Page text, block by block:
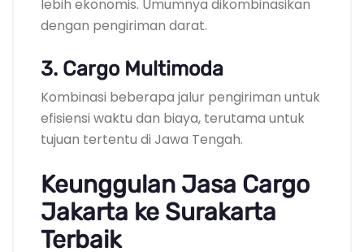
lebih ekonomis. Umumnya dikombinasikan
dengan pengiriman darat.
3. Cargo Multimoda
Kombinasi beberapa jalur pengiriman untuk
efisiensi waktu dan biaya, terutama untuk
tujuan tertentu di Jawa Tengah.
Keunggulan Jasa Cargo
Jakarta ke Surakarta
Terbaik